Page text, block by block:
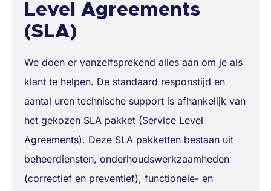
Level Agreements
(SLA)
We doen er vanzelfsprekend alles aan om je als
klant te helpen. De standaard responstijd en
aantal uren technische support is afhankelijk van
het gekozen SLA pakket (Service Level
Agreements). Deze SLA pakketten bestaan uit
beheerdiensten, onderhoudswerkzaamheden
(correctief en preventief), functionele- en